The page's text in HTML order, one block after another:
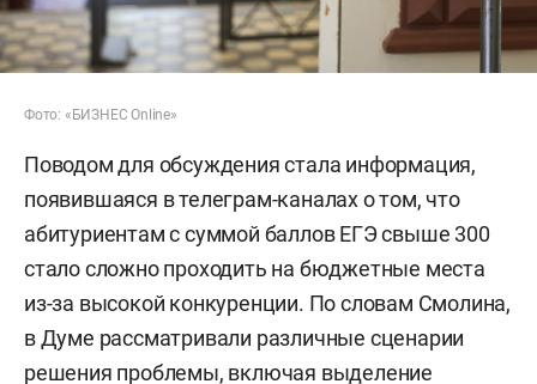
Фото: «БИЗНЕС Online»
Поводом для обсуждения стала информация,
появившаяся в телеграм-каналах о том, что
абитуриентам с суммой баллов ЕГЭ свыше 300
стало сложно проходить на бюджетные места
из-за высокой конкуренции. По словам Смолина,
в Думе рассматривали различные сценарии
решения проблемы, включая выделение